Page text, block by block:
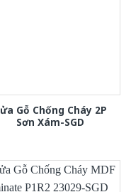
Gỗ Chống Cháy 2P
Sơn Xám-SGD